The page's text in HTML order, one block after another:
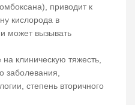
приводит к
кислорода в
может вызывать
клиническую тяжесть,
заболевания,
степень вторичного